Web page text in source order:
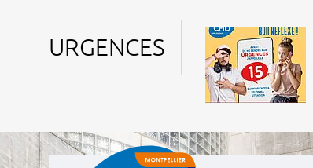
URGENCES